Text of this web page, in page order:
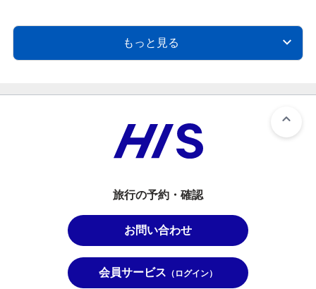
もっと見る
旅行の予約・確認
お問い合わせ
会員サービス （ログイン）